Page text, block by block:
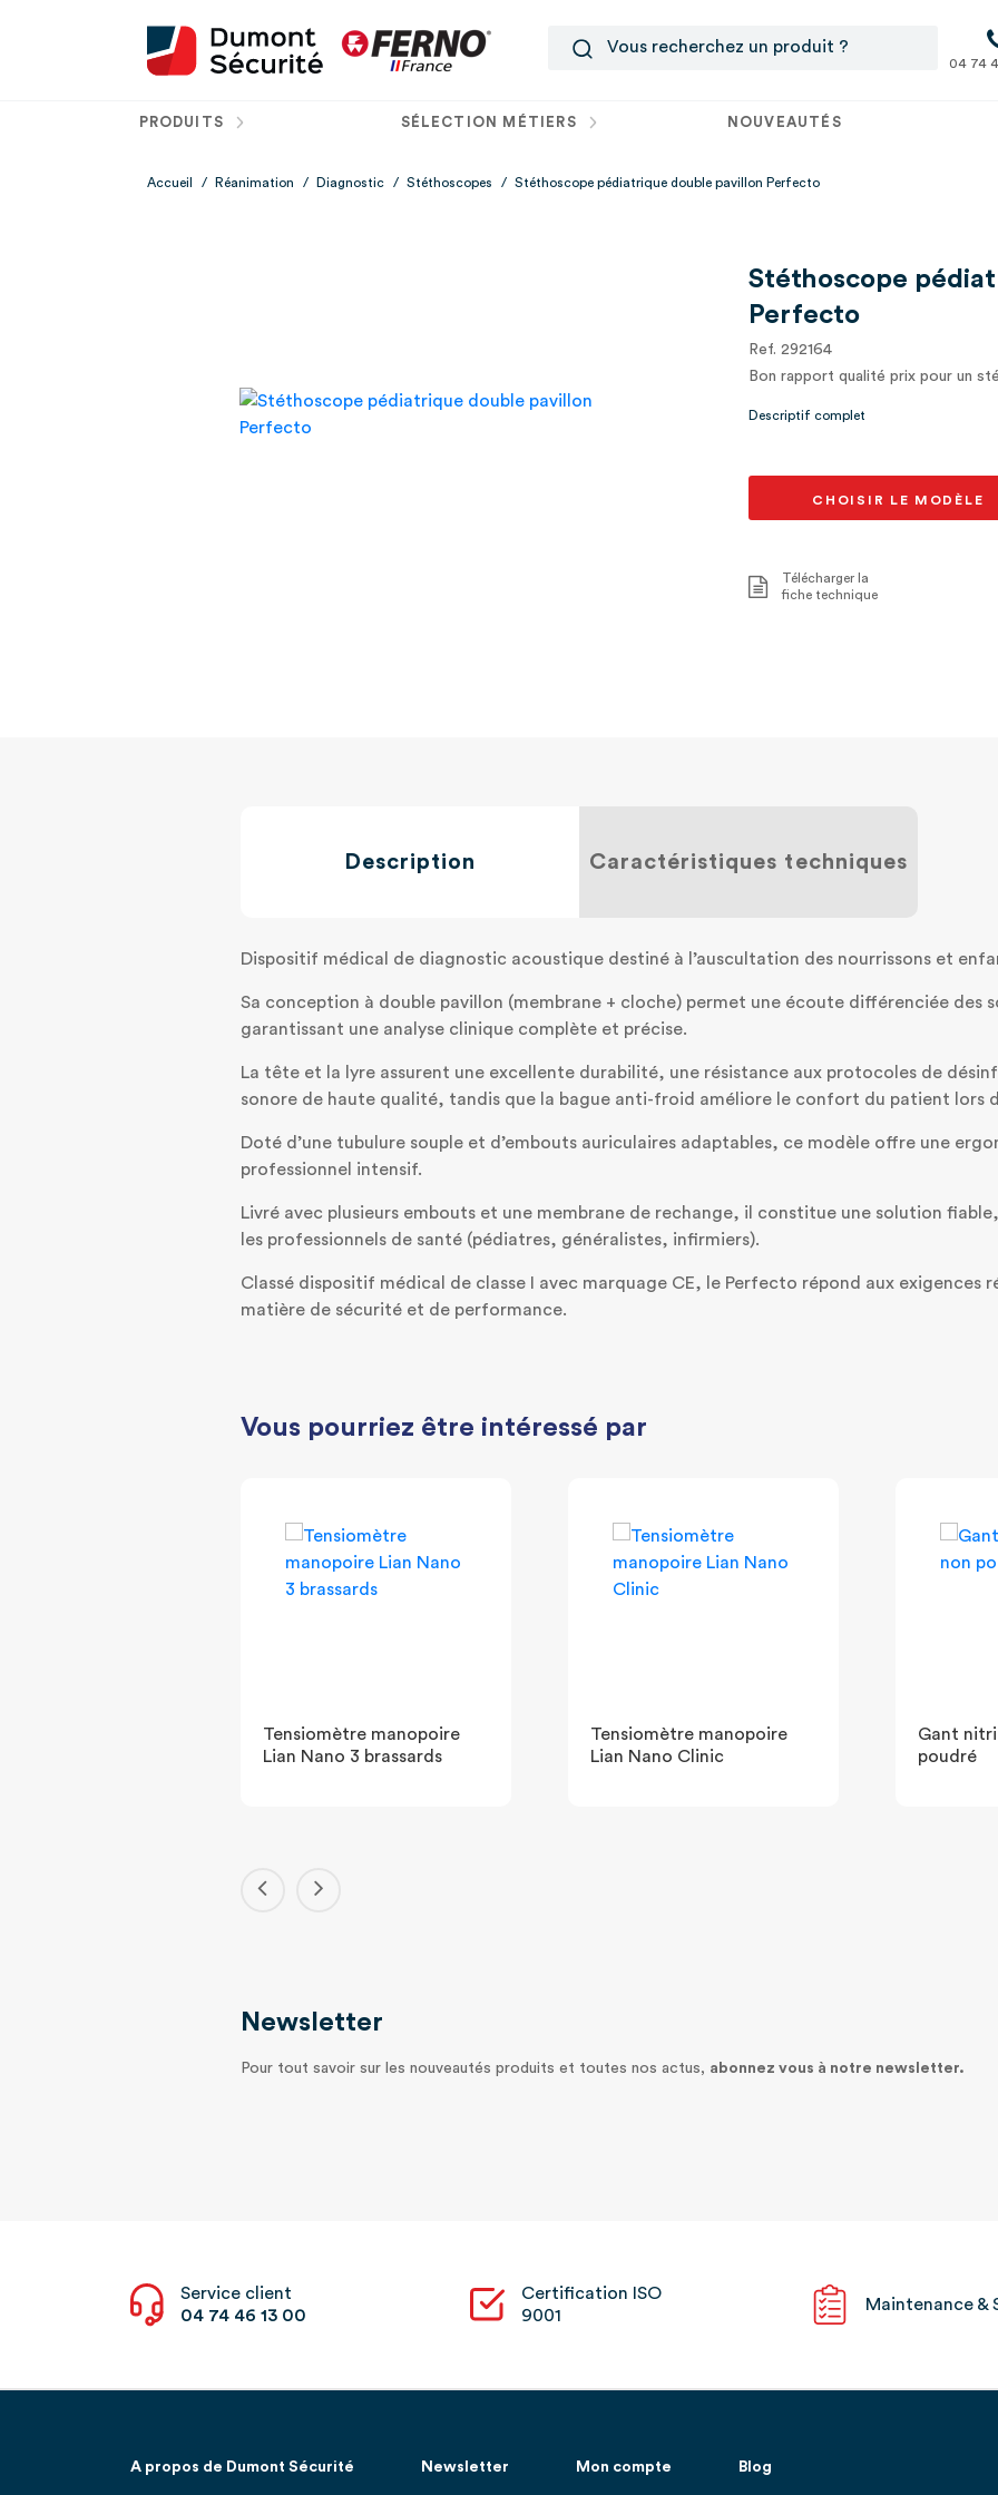
04 74
PRODUITS SÉLECTION MÉTIERS NOUVEAUTÉS
Accueil / Réanimation / Diagnostic / Stéthoscopes / Stéthoscope pédiatrique double pavillon Perfecto
Stéthoscope
Perfecto
Ref. 292164
Bon rapport qualité prix pour un
Descriptif complet
CHOISIR LE MODÈLE
Télécharger la
fiche technique
Description Caractéristiques techniques
Dispositif médical de diagnostic acoustique destiné à l’auscultation des nourrissons et
Sa conception à double pavillon (membrane + cloche) permet une écoute différenciée des
garantissant une analyse clinique complète et précise.
La tête et la lyre assurent une excellente durabilité, une résistance aux protocoles de
sonore de haute qualité, tandis que la bague anti-froid améliore le confort du patient lors
Doté d’une tubulure souple et d’embouts auriculaires adaptables, ce modèle offre une
professionnel intensif.
Livré avec plusieurs embouts et une membrane de rechange, il constitue une solution
les professionnels de santé (pédiatres, généralistes, infirmiers).
Classé dispositif médical de classe I avec marquage CE, le Perfecto répond aux exigences
matière de sécurité et de performance.
Vous pourriez être intéressé par
Tensiomètre manopoire
Lian Nano 3 brassards
Tensiomètre manopoire
Lian Nano Clinic
Gant
poudré
Newsletter
Pour tout savoir sur les nouveautés produits et toutes nos actus, abonnez vous à notre newsletter.
Service client
04 74 46 13 00
Certification ISO
9001
Maintenance &
A propos de Dumont Sécurité Newsletter Mon compte Blog